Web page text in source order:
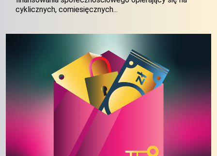
cyklicznych, comiesięcznych...